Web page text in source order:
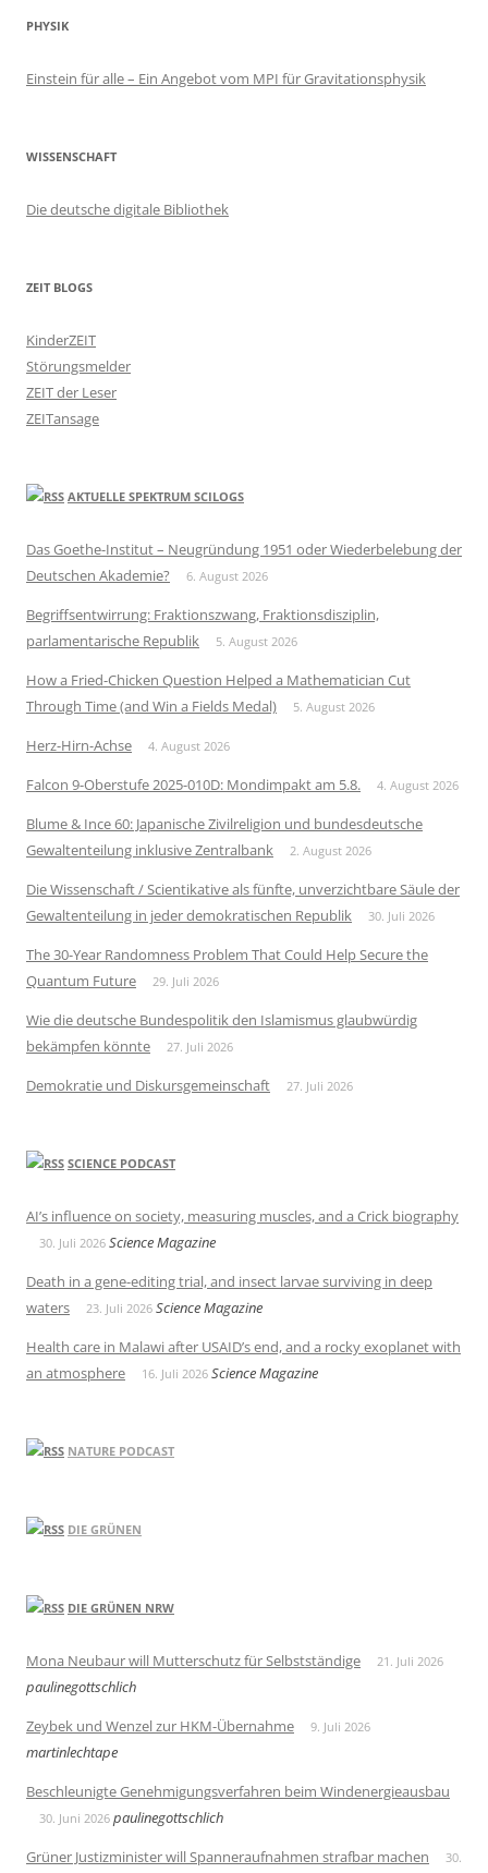
PHYSIK
Einstein für alle – Ein Angebot vom MPI für Gravitationsphysik
WISSENSCHAFT
Die deutsche digitale Bibliothek
ZEIT BLOGS
KinderZEIT
Störungsmelder
ZEIT der Leser
ZEITansage
AKTUELLE SPEKTRUM SCILOGS
Das Goethe-Institut – Neugründung 1951 oder Wiederbelebung der
Deutschen Akademie?
6. August 2026
Begriffsentwirrung: Fraktionszwang, Fraktionsdisziplin,
parlamentarische Republik
5. August 2026
How a Fried-Chicken Question Helped a Mathematician Cut
Through Time (and Win a Fields Medal)
5. August 2026
Herz-Hirn-Achse 4. August 2026
Falcon 9-Oberstufe 2025-010D: Mondimpakt am 5.8. 4. August 2026
Blume & Ince 60: Japanische Zivilreligion und bundesdeutsche
Gewaltenteilung inklusive Zentralbank
2. August 2026
Die Wissenschaft / Scientikative als fünfte, unverzichtbare Säule der
Gewaltenteilung in jeder demokratischen Republik
30. Juli 2026
The 30-Year Randomness Problem That Could Help Secure the
Quantum Future
29. Juli 2026
Wie die deutsche Bundespolitik den Islamismus glaubwürdig
bekämpfen könnte
27. Juli 2026
Demokratie und Diskursgemeinschaft 27. Juli 2026
SCIENCE PODCAST
AI’s influence on society, measuring muscles, and a Crick biography
30. Juli 2026 Science Magazine
Death in a gene-editing trial, and insect larvae surviving in deep
waters
23. Juli 2026 Science Magazine
Health care in Malawi after USAID’s end, and a rocky exoplanet with
an atmosphere
16. Juli 2026 Science Magazine
NATURE PODCAST
DIE GRÜNEN
DIE GRÜNEN NRW
Mona Neubaur will Mutterschutz für Selbstständige 21. Juli 2026
paulinegottschlich
Zeybek und Wenzel zur HKM-Übernahme
9. Juli 2026
martinlechtape
Beschleunigte Genehmigungsverfahren beim Windenergieausbau
30. Juni 2026 paulinegottschlich
Grüner Justizminister will Spanneraufnahmen strafbar machen
30.